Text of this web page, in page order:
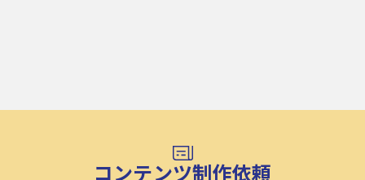
コンテンツ制作依頼